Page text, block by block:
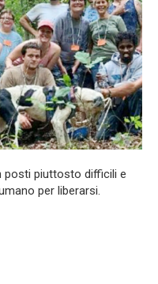
posti piuttosto difficili e
per liberarsi.